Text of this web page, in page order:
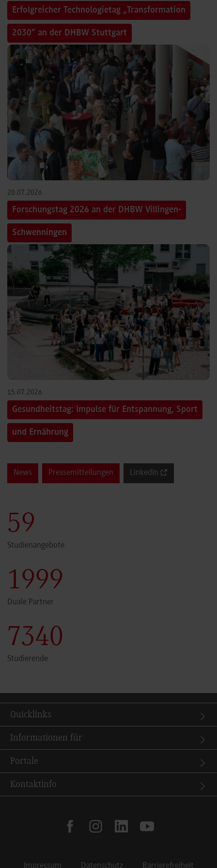
Erfolgreicher Technologietag „Transformation
2030“ an der DHBW Stuttgart
20.07.2026
Forschungstag 2026 an der DHBW Villingen-
Schwenningen
15.07.2026
Gesundheitstag: Impulse für Entspannung, Sport
und Ernährung
News Pressemitteilungen LinkedIn
60
Studienangebote
2000
Duale Partner
7341
Studierende
Quicklinks
Informationen für
Portale
Kontaktinfo
facebookinstagramlinkedin youtube